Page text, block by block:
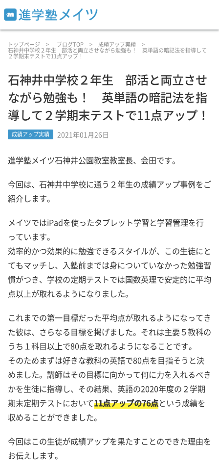
トップページ ブログTOP 成績アップ実績
石神井中学校２年生 部活と両立させながら勉強も！ 英単語の暗記法を指導して
２学期末テストで11点アップ！
石神井中学校２年生 部活と両立させ
ながら勉強も！ 英単語の暗記法を指
導して２学期末テストで11点アップ！
成績アップ実績 2021年01月26日
進学塾メイツ石神井公園教室教室長、会田です。
今回は、石神井中学校に通う２年生の成績アップ事例をご
紹介します。
メイツではiPadを使ったタブレット学習と学習管理を行
っています。
効率的かつ効果的に勉強できるスタイルが、この生徒にと
てもマッチし、入塾前までは身についていなかった勉強習
慣がつき、学校の定期テストでは国数英理で安定的に平均
点以上が取れるようになりました。
これまでの第一目標だった平均点が取れるようになってき
た彼は、さらなる目標を掲げました。それは主要５教科の
うち１科目以上で80点を取れるようになることです。
そのためまずは好きな教科の英語で80点を目指そうと決
めました。講師はその目標に向かって何に力を入れるべき
かを生徒に指導し、その結果、英語の2020年度の２学期
期末定期テストにおいて11点アップの76点という成績を
収めることができました。
今回はこの生徒が成績アップを果たすことのできた理由を
お伝えします。